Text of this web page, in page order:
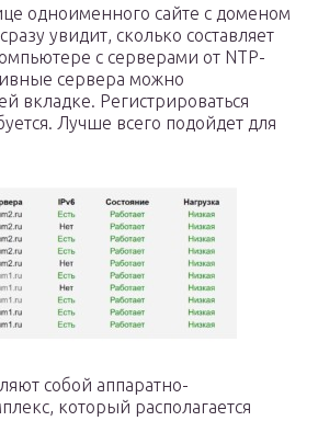
одноименного сайте с доменом
увидит, сколько составляет
с серверами от NTP-
сервера можно
вкладке. Регистрироваться
Лучше всего подойдет для
собой аппаратно-
который располагается